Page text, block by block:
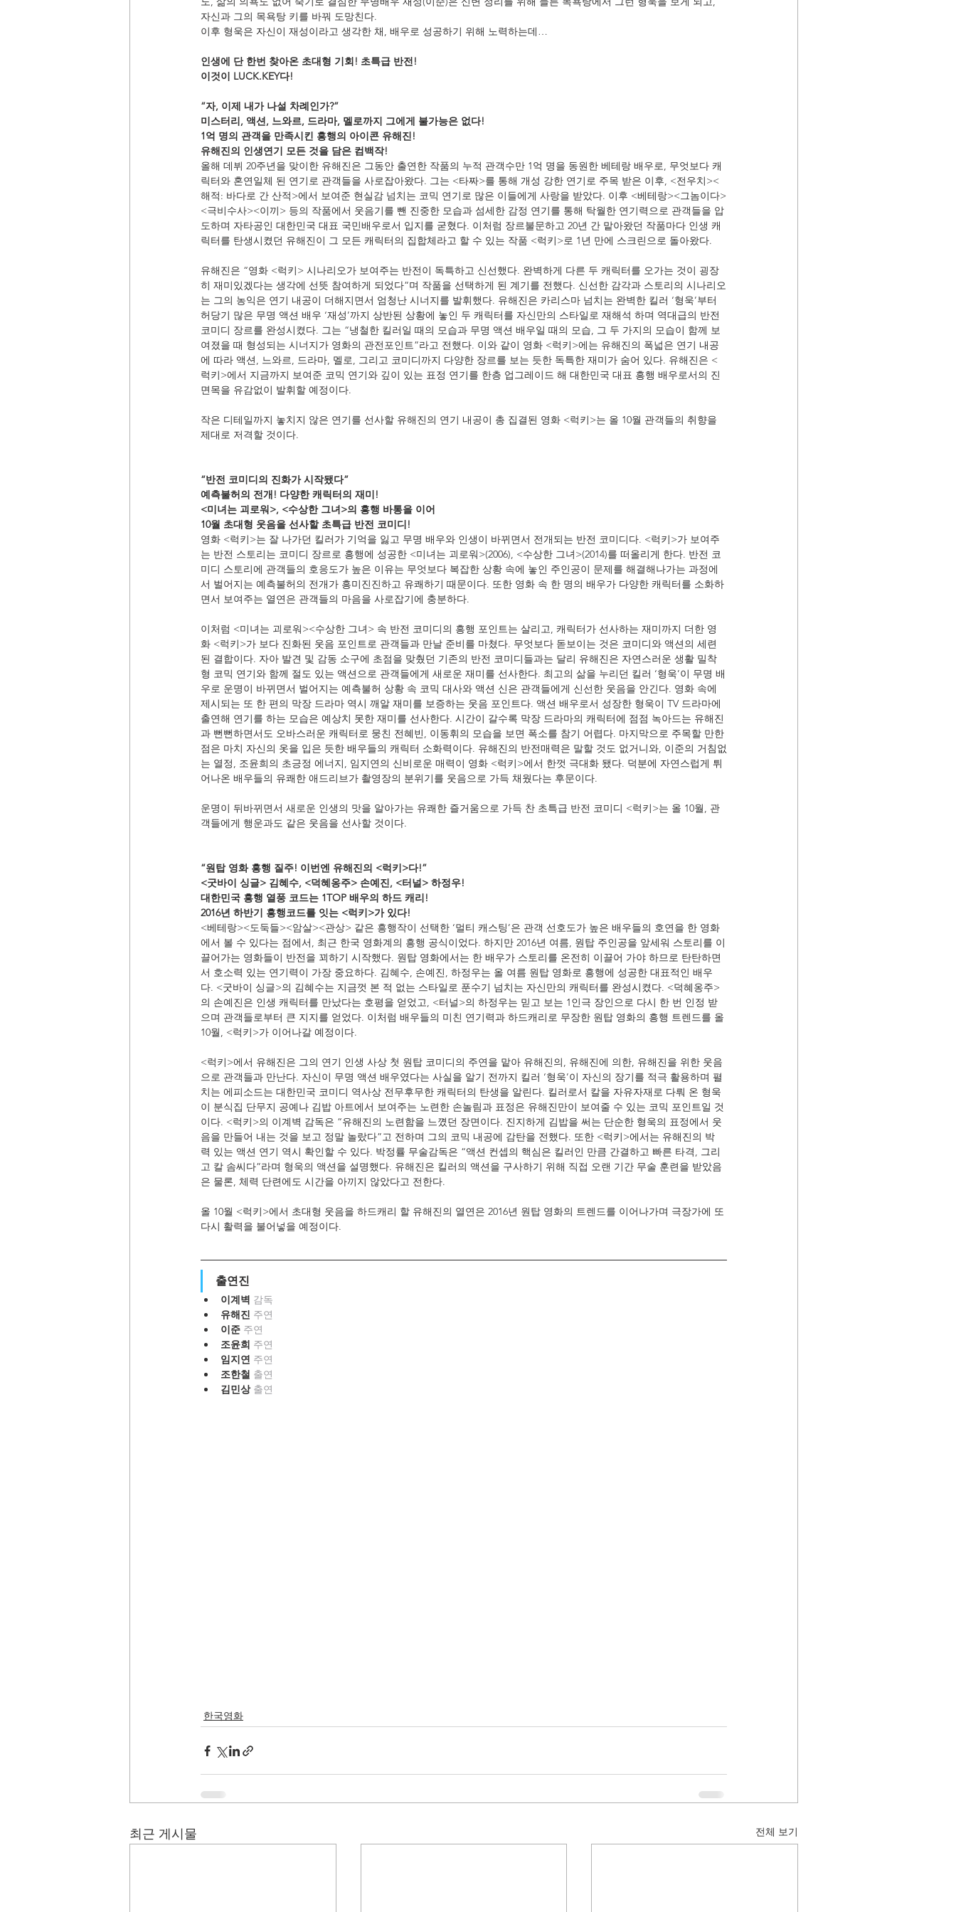
자신과 그의 목욕탕 키를 바꿔 도망친다.
이후 형욱은 자신이 재성이라고 생각한 채, 배우로 성공하기 위해 노력하는데…
인생에 단 한번 찾아온 초대형 기회! 초특급 반전!
이것이 LUCK.KEY다!
“자, 이제 내가 나설 차례인가?”
미스터리, 액션, 느와르, 드라마, 멜로까지 그에게 불가능은 없다!
1억 명의 관객을 만족시킨 흥행의 아이콘 유해진!
유해진의 인생연기 모든 것을 담은 컴백작!
올해 데뷔 20주년을 맞이한 유해진은 그동안 출연한 작품의 누적 관객수만 1억 명을 동원한 베테랑 배우로, 무엇보다 캐
릭터와 혼연일체 된 연기로 관객들을 사로잡아왔다. 그는 <타짜>를 통해 개성 강한 연기로 주목 받은 이후, <전우치><
해적: 바다로 간 산적>에서 보여준 현실감 넘치는 코믹 연기로 많은 이들에게 사랑을 받았다. 이후 <베테랑><그놈이다>
<극비수사><이끼> 등의 작품에서 웃음기를 뺀 진중한 모습과 섬세한 감정 연기를 통해 탁월한 연기력으로 관객들을 압
도하며 자타공인 대한민국 대표 국민배우로서 입지를 굳혔다. 이처럼 장르불문하고 20년 간 맡아왔던 작품마다 인생 캐
릭터를 탄생시켰던 유해진이 그 모든 캐릭터의 집합체라고 할 수 있는 작품 <럭키>로 1년 만에 스크린으로 돌아왔다.
유해진은 “영화 <럭키> 시나리오가 보여주는 반전이 독특하고 신선했다. 완벽하게 다른 두 캐릭터를 오가는 것이 굉장
히 재미있겠다는 생각에 선뜻 참여하게 되었다”며 작품을 선택하게 된 계기를 전했다. 신선한 감각과 스토리의 시나리오
는 그의 농익은 연기 내공이 더해지면서 엄청난 시너지를 발휘했다. 유해진은 카리스마 넘치는 완벽한 킬러 ‘형욱’부터
허당기 많은 무명 액션 배우 ‘재성’까지 상반된 상황에 놓인 두 캐릭터를 자신만의 스타일로 재해석 하며 역대급의 반전
코미디 장르를 완성시켰다. 그는 “냉철한 킬러일 때의 모습과 무명 액션 배우일 때의 모습, 그 두 가지의 모습이 함께 보
여졌을 때 형성되는 시너지가 영화의 관전포인트”라고 전했다. 이와 같이 영화 <럭키>에는 유해진의 폭넓은 연기 내공
에 따라 액션, 느와르, 드라마, 멜로, 그리고 코미디까지 다양한 장르를 보는 듯한 독특한 재미가 숨어 있다. 유해진은 <
럭키>에서 지금까지 보여준 코믹 연기와 깊이 있는 표정 연기를 한층 업그레이드 해 대한민국 대표 흥행 배우로서의 진
면목을 유감없이 발휘할 예정이다.
작은 디테일까지 놓치지 않은 연기를 선사할 유해진의 연기 내공이 총 집결된 영화 <럭키>는 올 10월 관객들의 취향을
제대로 저격할 것이다.
“반전 코미디의 진화가 시작됐다”
예측불허의 전개! 다양한 캐릭터의 재미!
<미녀는 괴로워>, <수상한 그녀>의 흥행 바통을 이어
10월 초대형 웃음을 선사할 초특급 반전 코미디!
영화 <럭키>는 잘 나가던 킬러가 기억을 잃고 무명 배우와 인생이 바뀌면서 전개되는 반전 코미디다. <럭키>가 보여주
는 반전 스토리는 코미디 장르로 흥행에 성공한 <미녀는 괴로워>(2006), <수상한 그녀>(2014)를 떠올리게 한다. 반전 코
미디 스토리에 관객들의 호응도가 높은 이유는 무엇보다 복잡한 상황 속에 놓인 주인공이 문제를 해결해나가는 과정에
서 벌어지는 예측불허의 전개가 흥미진진하고 유쾌하기 때문이다. 또한 영화 속 한 명의 배우가 다양한 캐릭터를 소화하
면서 보여주는 열연은 관객들의 마음을 사로잡기에 충분하다.
이처럼 <미녀는 괴로워><수상한 그녀> 속 반전 코미디의 흥행 포인트는 살리고, 캐릭터가 선사하는 재미까지 더한 영
화 <럭키>가 보다 진화된 웃음 포인트로 관객들과 만날 준비를 마쳤다. 무엇보다 돋보이는 것은 코미디와 액션의 세련
된 결합이다. 자아 발견 및 감동 소구에 초점을 맞췄던 기존의 반전 코미디들과는 달리 유해진은 자연스러운 생활 밀착
형 코믹 연기와 함께 절도 있는 액션으로 관객들에게 새로운 재미를 선사한다. 최고의 삶을 누리던 킬러 ‘형욱’이 무명 배
우로 운명이 바뀌면서 벌어지는 예측불허 상황 속 코믹 대사와 액션 신은 관객들에게 신선한 웃음을 안긴다. 영화 속에
제시되는 또 한 편의 막장 드라마 역시 깨알 재미를 보증하는 웃음 포인트다. 액션 배우로서 성장한 형욱이 TV 드라마에
출연해 연기를 하는 모습은 예상치 못한 재미를 선사한다. 시간이 갈수록 막장 드라마의 캐릭터에 점점 녹아드는 유해진
과 뻔뻔하면서도 오바스러운 캐릭터로 뭉친 전혜빈, 이동휘의 모습을 보면 폭소를 참기 어렵다. 마지막으로 주목할 만한
점은 마치 자신의 옷을 입은 듯한 배우들의 캐릭터 소화력이다. 유해진의 반전매력은 말할 것도 없거니와, 이준의 거침없
는 열정, 조윤희의 초긍정 에너지, 임지연의 신비로운 매력이 영화 <럭키>에서 한껏 극대화 됐다. 덕분에 자연스럽게 튀
어나온 배우들의 유쾌한 애드리브가 촬영장의 분위기를 웃음으로 가득 채웠다는 후문이다.
운명이 뒤바뀌면서 새로운 인생의 맛을 알아가는 유쾌한 즐거움으로 가득 찬 초특급 반전 코미디 <럭키>는 올 10월, 관
객들에게 행운과도 같은 웃음을 선사할 것이다.
“원탑 영화 흥행 질주! 이번엔 유해진의 <럭키>다!”
<굿바이 싱글> 김혜수, <덕혜옹주> 손예진, <터널> 하정우!
대한민국 흥행 열풍 코드는 1TOP 배우의 하드 캐리!
2016년 하반기 흥행코드를 잇는 <럭키>가 있다!
<베테랑><도둑들><암살><관상> 같은 흥행작이 선택한 ‘멀티 캐스팅’은 관객 선호도가 높은 배우들의 호연을 한 영화
에서 볼 수 있다는 점에서, 최근 한국 영화계의 흥행 공식이었다. 하지만 2016년 여름, 원탑 주인공을 앞세워 스토리를 이
끌어가는 영화들이 반전을 꾀하기 시작했다. 원탑 영화에서는 한 배우가 스토리를 온전히 이끌어 가야 하므로 탄탄하면
서 호소력 있는 연기력이 가장 중요하다. 김혜수, 손예진, 하정우는 올 여름 원탑 영화로 흥행에 성공한 대표적인 배우
다. <굿바이 싱글>의 김혜수는 지금껏 본 적 없는 스타일로 푼수기 넘치는 자신만의 캐릭터를 완성시켰다. <덕혜옹주>
의 손예진은 인생 캐릭터를 만났다는 호평을 얻었고, <터널>의 하정우는 믿고 보는 1인극 장인으로 다시 한 번 인정 받
으며 관객들로부터 큰 지지를 얻었다. 이처럼 배우들의 미친 연기력과 하드캐리로 무장한 원탑 영화의 흥행 트렌드를 올
10월, <럭키>가 이어나갈 예정이다.
<럭키>에서 유해진은 그의 연기 인생 사상 첫 원탑 코미디의 주연을 맡아 유해진의, 유해진에 의한, 유해진을 위한 웃음
으로 관객들과 만난다. 자신이 무명 액션 배우였다는 사실을 알기 전까지 킬러 ‘형욱’이 자신의 장기를 적극 활용하며 펼
치는 에피소드는 대한민국 코미디 역사상 전무후무한 캐릭터의 탄생을 알린다. 킬러로서 칼을 자유자재로 다뤄 온 형욱
이 분식집 단무지 공예나 김밥 아트에서 보여주는 노련한 손놀림과 표정은 유해진만이 보여줄 수 있는 코믹 포인트일 것
이다. <럭키>의 이계벽 감독은 “유해진의 노련함을 느꼈던 장면이다. 진지하게 김밥을 써는 단순한 형욱의 표정에서 웃
음을 만들어 내는 것을 보고 정말 놀랐다”고 전하며 그의 코믹 내공에 감탄을 전했다. 또한 <럭키>에서는 유해진의 박
력 있는 액션 연기 역시 확인할 수 있다. 박정률 무술감독은 “액션 컨셉의 핵심은 킬러인 만큼 간결하고 빠른 타격, 그리
고 칼 솜씨다”라며 형욱의 액션을 설명했다. 유해진은 킬러의 액션을 구사하기 위해 직접 오랜 기간 무술 훈련을 받았음
은 물론, 체력 단련에도 시간을 아끼지 않았다고 전한다.
올 10월 <럭키>에서 초대형 웃음을 하드캐리 할 유해진의 열연은 2016년 원탑 영화의 트렌드를 이어나가며 극장가에 또
다시 활력을 불어넣을 예정이다.
출연진
이계벽 감독
유해진 주연
이준 주연
조윤희 주연
임지연 주연
조한철 출연
김민상 출연
한국영화
최근 게시물 전체 보기